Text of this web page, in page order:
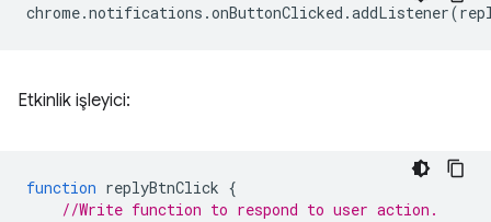
chrome.notifications .onButtonClicked .addListener(
Etkinlik işleyici:
function replyBtnClick {
//Write function to respond to user action.